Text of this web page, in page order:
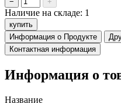
Наличие на складе: 1
купить
Информация о Продукте
Контактная информация
Информация о
Название